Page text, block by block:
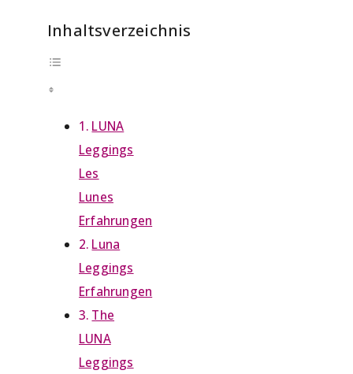
Inhaltsverzeichnis
LUNA
Leggings
Les
Lunes
Erfahrungen
Luna
Leggings
Erfahrungen
The
LUNA
Leggings